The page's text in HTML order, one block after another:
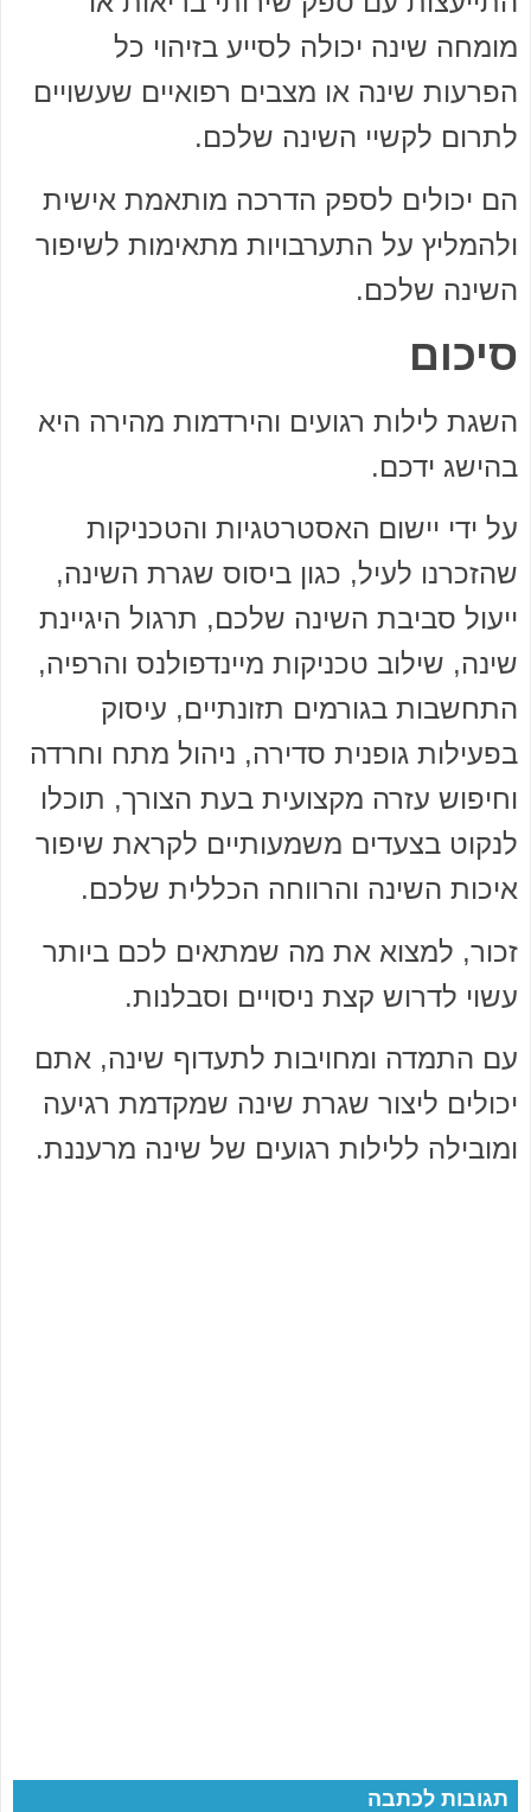
מומחה שינה יכולה לסייע בזיהוי כל
הפרעות שינה או מצבים רפואיים שעשויים
לתרום לקשיי השינה שלכם.
הם יכולים לספק הדרכה מותאמת אישית
ולהמליץ על התערבויות מתאימות לשיפור
השינה שלכם.
סיכום
השגת לילות רגועים והירדמות מהירה היא
בהישג ידכם.
על ידי יישום האסטרטגיות והטכניקות
שהזכרנו לעיל, כגון ביסוס שגרת השינה,
ייעול סביבת השינה שלכם, תרגול היגיינת
שינה, שילוב טכניקות מיינדפולנס והרפיה,
התחשבות בגורמים תזונתיים, עיסוק
בפעילות גופנית סדירה, ניהול מתח וחרדה
וחיפוש עזרה מקצועית בעת הצורך, תוכלו
לנקוט בצעדים משמעותיים לקראת שיפור
איכות השינה והרווחה הכללית שלכם.
זכור, למצוא את מה שמתאים לכם ביותר
עשוי לדרוש קצת ניסויים וסבלנות.
עם התמדה ומחויבות לתעדוף שינה, אתם
יכולים ליצור שגרת שינה שמקדמת רגיעה
ומובילה ללילות רגועים של שינה מרעננת.
תגובות לכתבה